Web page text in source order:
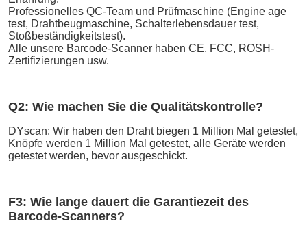
Professionelles QC-Team und Prüfmaschine (Engine age
test, Drahtbeugmaschine, Schalterlebensdauer test,
Stoßbeständigkeitstest).
Alle unsere Barcode-Scanner haben CE, FCC, ROSH-
Zertifizierungen usw.
Q2: Wie machen Sie die Qualitätskontrolle?
DYscan: Wir haben den Draht biegen 1 Million Mal getestet,
Knöpfe werden 1 Million Mal getestet, alle Geräte werden
getestet werden, bevor ausgeschickt.
F3: Wie lange dauert die Garantiezeit des
Barcode-Scanners?